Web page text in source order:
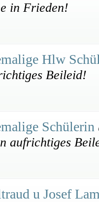
in Frieden!
Hlw
Beileid!
Schülerin
aufrichtiges
u Josef